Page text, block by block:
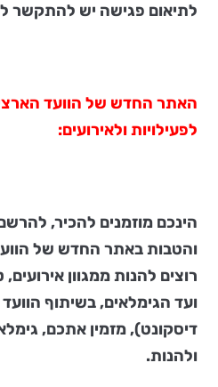
לתיאום פגישה יש להתקשר לטל': 03-
האתר החדש של הוועד
לפעילויות ולאירועים:
הינכם מוזמנים להכיר, להרשם
והטבות באתר החדש של
רוצים להנות ממגוון
ועד הגימלאים, בשיתוף
דיסקונט), מזמין אתכם,
ולהנות.